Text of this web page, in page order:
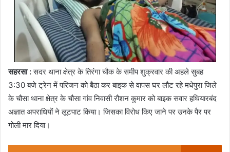
सहरसा :सदर थाना क्षेत्र के तिरंगा चौक के समीप शुक्रवार की अहले सुबह
3:30 बजे ट्रेन में परिजन को बैठा कर बाइक से वापस घर लौट रहे मधेपुरा जिले
के चौसा थाना क्षेत्र के चौसा गांव निवासी रौशन कुमार को बाइक सवार हथियारबंद
अज्ञात अपराधियों ने लूटपाट किया। जिसका विरोध किए जाने पर उनके पैर पर
गोली मार दिया।